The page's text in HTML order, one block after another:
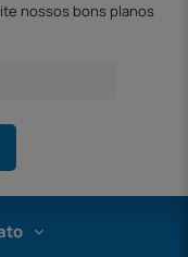
nossos bons planos